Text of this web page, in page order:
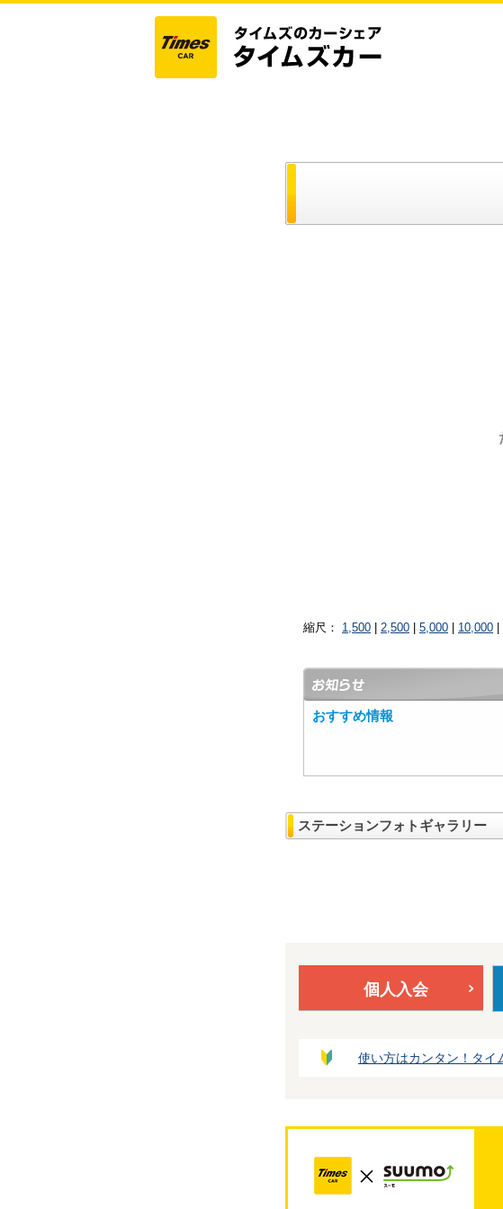
縮尺： 1,500 2,500 5,000 10,000
おすすめ情報
ステーションフォトギャラリー
個人入会
使い方はカンタン！タイ